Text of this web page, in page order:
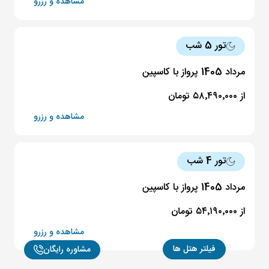
25 مرداد ساعت 13:00
28 مرداد ساعت 16:00
49,890,000 تومان
30 مرداد ساعت 14:00
فیلتر هتل ها
تور 5 شب
مرداد 1405 پرواز با کاسپین
از ۵۸٬۴۹۰٬۰۰۰ تومان
مشاهده و رزرو
تور 4 شب
مرداد 1405 پرواز با کاسپین
از ۵۴٬۱۹۰٬۰۰۰ تومان
مشاهده و رزرو
مشاوره رایگان